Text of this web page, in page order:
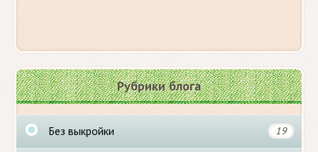
Рубрики блога
Без выкройки 19